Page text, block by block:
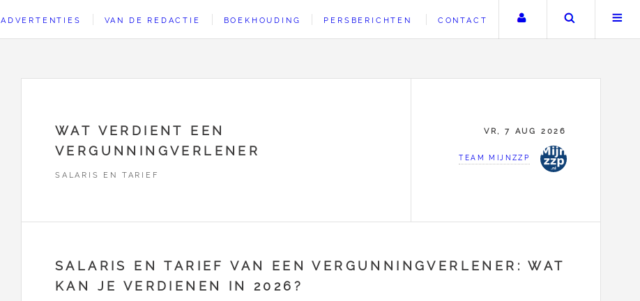
ADVERTENTIES VAN DE REDACTIE BOEKHOUDING PERSBERICHTEN CONTACT Uw accountZoeken
WAT VERDIENT EEN
VERGUNNINGVERLENER
SALARIS EN TARIEF
VR, 7 AUG 2026
TEAM MIJNZZP
SALARIS EN TARIEF VAN EEN VERGUNNINGVERLENER: WAT
KAN JE VERDIENEN IN 2026?